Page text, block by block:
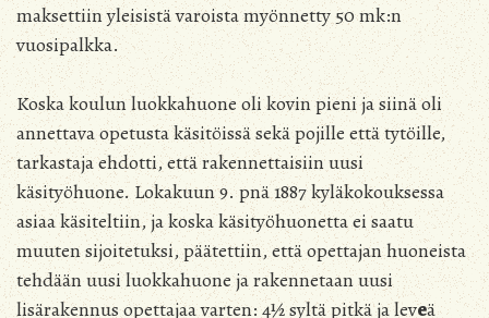
maksettiin yleisistä varoista myönnetty 50 mk:n
vuosipalkka.
Koska koulun luokkahuone oli kovin pieni ja siinä oli
annettava opetusta käsitöissä sekä pojille että tytöille,
tarkastaja ehdotti, että rakennettaisiin uusi
käsityöhuone. Lokakuun 9. pnä 1887 kyläkokouksessa
asiaa käsiteltiin, ja koska käsityöhuonetta ei saatu
muuten sijoitetuksi, päätettiin, että opettajan huoneista
tehdään uusi luokkahuone ja rakennetaan uusi
lisärakennus opettajaa varten: 4½ syltä pitkä ja leveä